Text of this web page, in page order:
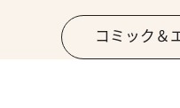
コミック＆